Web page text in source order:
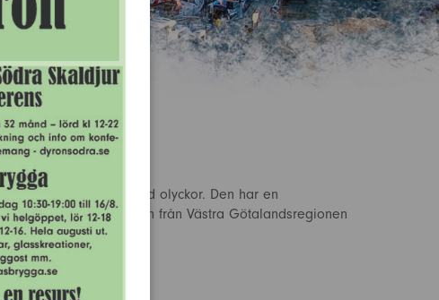
transporter vid olyckor. Den har en
har köpt in den från Västra Götalandsregionen